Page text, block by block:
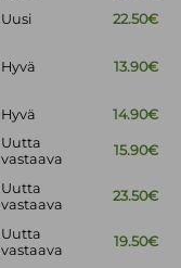
Uusi
22.50€
Hyvä 13.90€
Hyvä 14.90€
Uutta
vastaava
15.90€
Uutta
vastaava
23.50€
Uutta
vastaava
19.50€